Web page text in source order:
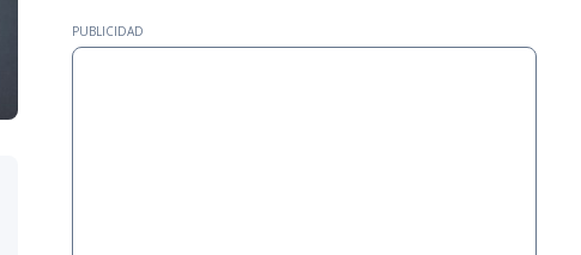
PUBLICIDAD